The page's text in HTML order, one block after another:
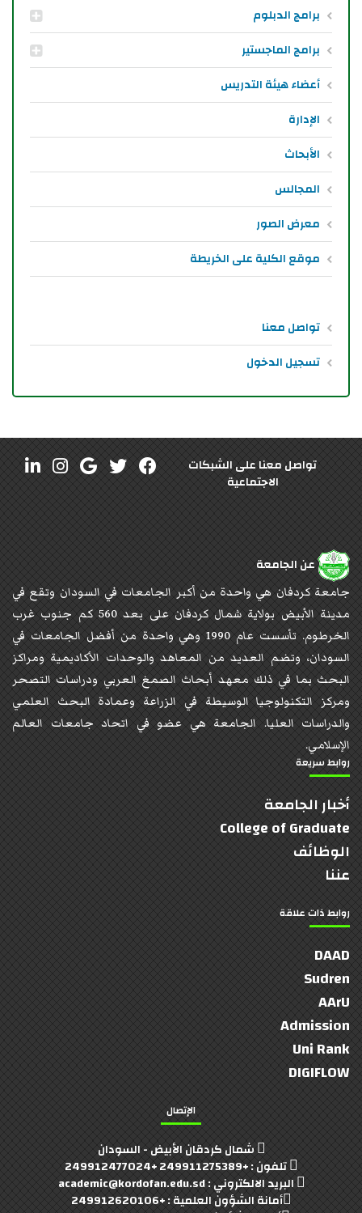
برامج الدبلوم
برامج الماجستير
أعضاء هيئة التدريس
الإدارة
الأبحاث
المجالس
معرض الصور
موقع الكلية على الخريطة
تواصل معنا
تسجيل الدخول
تواصل معنا على الشبكات
الاجتماعية
عن الجامعة
جامعة كردفان هي واحدة من أكبر الجامعات في السودان وتقع في
مدينة الأبيض بولاية شمال كردفان على بعد 560 كم جنوب غرب
الخرطوم. تأسست عام 1990 وهي واحدة من أفضل الجامعات في
السودان، وتضم العديد من المعاهد والوحدات الأكاديمية ومراكز
البحث بما في ذلك معهد أبحاث الصمغ العربي ودراسات التصحر
ومركز التكنولوجيا الوسيطة في الزراعة وعمادة البحث العلمي
والدراسات العليا. الجامعة هي عضو في اتحاد جامعات العالم
الإسلامي.
روابط سريعة
أخبار الجامعة
College of Graduate
الوظائف
عننا
روابط ذات علاقة
DAAD
Sudren
AArU
Admission
Uni Rank
DIGIFLOW
الإتصال
شمال كردقان الأبيض - السودان
تلفون : +249911275389 +249912477024
البريد الالكتروني : academic@kordofan.edu.sd
أمانة الشؤون العلمية : +249912620106